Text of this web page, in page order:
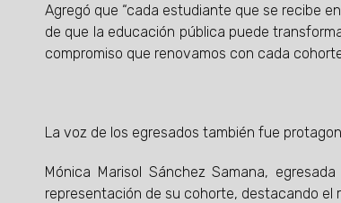
Agregó que “cada estudiante que se recibe
de que la educación pública puede
compromiso que renovamos con cada
La voz de los egresados también fue
Mónica Marisol Sánchez Samana,
representación de su cohorte, destacando el